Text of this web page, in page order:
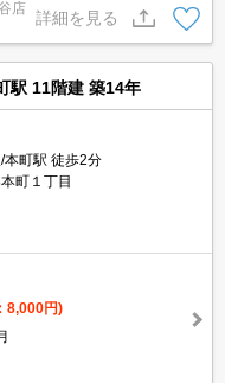
ロック機能があります。収
が備え付けられているの
駐輪場付きの物件です。
店
詳細を見る
駅 11階建 築14年
本町駅 徒歩2分
町１丁目
8,000円)